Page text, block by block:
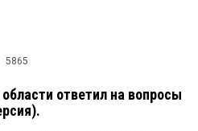
5865
ответил на вопросы